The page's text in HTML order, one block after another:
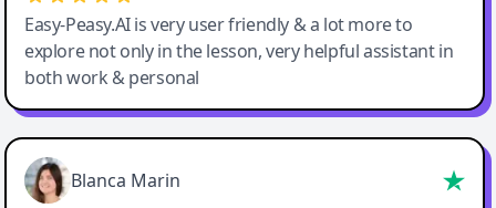
Easy-Peasy.AI is very user friendly & a lot more to
explore not only in the lesson, very helpful assistant in
both work & personal
Blanca Marin